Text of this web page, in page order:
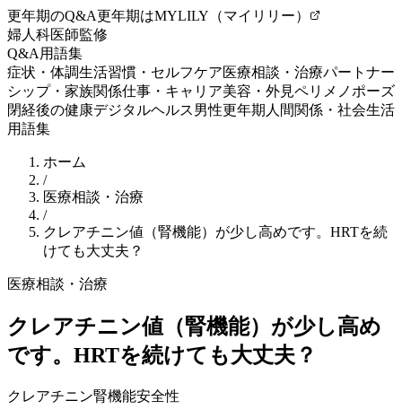
更年期のQ&A更年期はMYLILY（マイリリー）
婦人科医師監修
Q&A 用語集
症状・体調生活習慣・セルフケア医療相談・治療パートナー
シップ・家族関係仕事・キャリア美容・外見ペリメノポーズ
閉経後の健康デジタルヘルス男性更年期 人間関係・社会生活
用語集
ホーム
/
医療相談・治療
/
クレアチニン値（腎機能）が少し高めです。HRTを続
けても大丈夫？
医療相談・治療
クレアチニン値（腎機能）が少し高め
です。HRTを続けても大丈夫？
クレアチニン腎機能安全性